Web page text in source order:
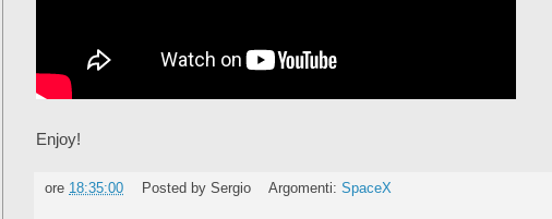
Enjoy!
ore 18:35:00 Posted by Sergio Argomenti:SpaceX